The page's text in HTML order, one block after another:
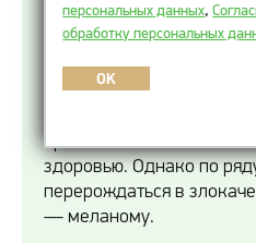
Различные родинки
любого человека с
под воздействием ряда
жизни. В большинстве
приносят какого-либо
здоровью. Однако по
перерождаться в
— меланому.
персональных данных,
обработку персональных
OK